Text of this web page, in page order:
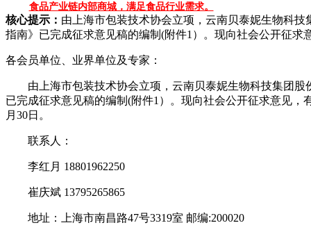
食品产业链内部商城，满足食品行业需求。
核心提示： 由上海市包装技术协会立项，云南贝泰妮生物科
指南》已完成征求意见稿的编制(附件1）。现向社会公开征求
各会员单位、业界单位及专家：
由上海市包装技术协会立项，云南贝泰妮生物科技集团
已完成征求意见稿的编制(附件1）。现向社会公开征求意见
月30日。
联系人：
李红月 18801962250
崔庆斌 13795265865
地址：上海市南昌路47号3319室 邮编:200020